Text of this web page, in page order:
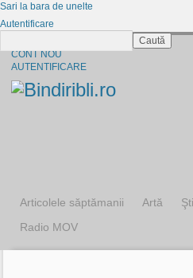
CONT NOU
AUTENTIFICARE
Articolele săptămanii Artă
Radio MOV
Sari la bara de unelte
Autentificare
Caută